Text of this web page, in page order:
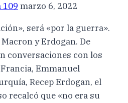
109 marzo 6, 2022
será «por la guerra».
y Erdogan. De
conversaciones con los
Emmanuel
Recep Erdogan, el
recalcó que «no era su